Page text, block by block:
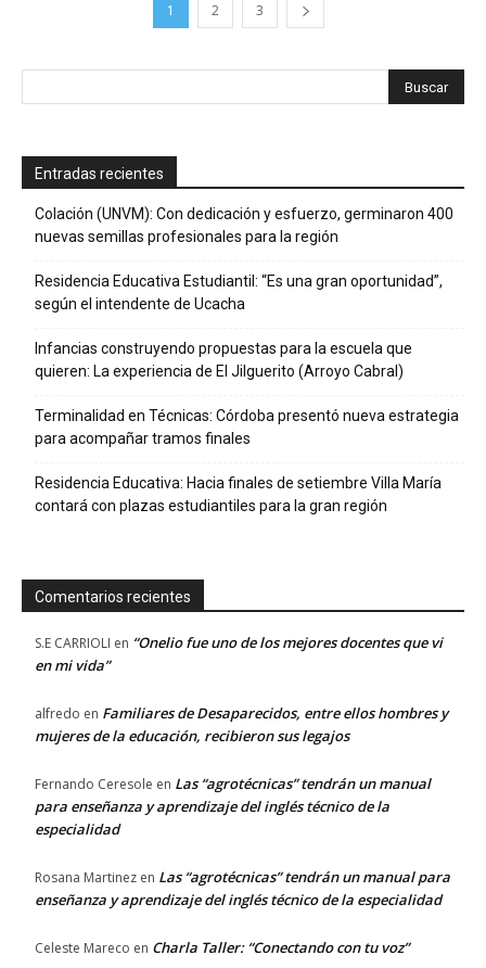
1 2 3
Entradas recientes
Colación (UNVM): Con dedicación y esfuerzo, germinaron 400
nuevas semillas profesionales para la región
Residencia Educativa Estudiantil: “Es una gran oportunidad”,
según el intendente de Ucacha
Infancias construyendo propuestas para la escuela que
quieren: La experiencia de El Jilguerito (Arroyo Cabral)
Terminalidad en Técnicas: Córdoba presentó nueva estrategia
para acompañar tramos finales
Residencia Educativa: Hacia finales de setiembre Villa María
contará con plazas estudiantiles para la gran región
Comentarios recientes
S.E CARRIOLI en “Onelio fue uno de los mejores docentes que vi
en mi vida”
alfredo en Familiares de Desaparecidos, entre ellos hombres y
mujeres de la educación, recibieron sus legajos
Fernando Ceresole en Las “agrotécnicas” tendrán un manual
para enseñanza y aprendizaje del inglés técnico de la
especialidad
Rosana Martinez en Las “agrotécnicas” tendrán un manual para
enseñanza y aprendizaje del inglés técnico de la especialidad
Celeste Mareco en Charla Taller: “Conectando con tu voz”